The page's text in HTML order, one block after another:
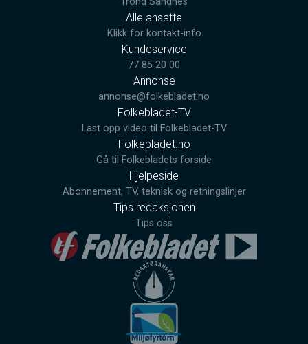
Alle ansatte
Klikk for kontakt-info
Kundeservice
77 85 20 00
Annonse
annonse@folkebladet.no
Folkebladet-TV
Last opp video til Folkebladet-TV
Folkebladet.no
Gå til Folkebladets forside
Hjelpeside
Abonnement, TV, teknisk og retningslinjer
Tips redaksjonen
Tips oss